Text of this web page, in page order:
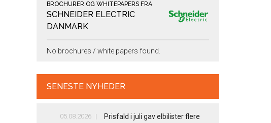
BROCHURER OG WHITEPAPERS FRA
SCHNEIDER ELECTRIC
DANMARK
No brochures / white papers found.
SENESTE NYHEDER
05.08.2026
Prisfald i juli gav elbilister flere